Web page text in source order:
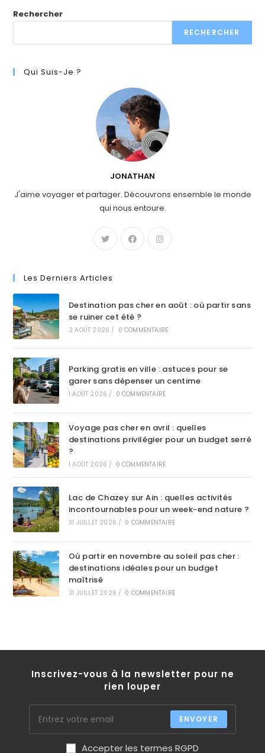
Rechercher
RECHERCHER
Qui Suis-Je ?
JONATHAN
J'aime voyager et partager. Découvrons ensemble le monde
qui nous entoure.
Les Derniers Articles
Destination pas cher en août : où partir sans
se ruiner cet été ?
2 AOÛT 2026 / 0 COMMENTAIRE
Parking gratis en ville : astuces pour se
garer sans dépenser un centime
1 AOÛT 2026 / 0 COMMENTAIRE
Voyage pas cher en avril : quelles
destinations privilégier pour un budget serré
?
1 AOÛT 2026 / 0 COMMENTAIRE
Lac de Chazey sur Ain : quelles activités
incontournables pour un week-end nature ?
31 JUILLET 2026 / 0 COMMENTAIRE
Où partir en novembre au soleil pas cher :
destinations idéales pour un budget
maîtrisé
31 JUILLET 2026 / 0 COMMENTAIRE
Inscrivez-vous à la newsletter pour ne
rien louper
ENVOYER
Accepter les termes RGPD